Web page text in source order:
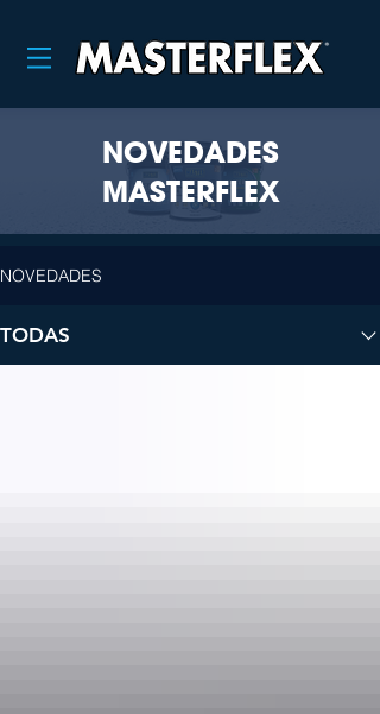
NOVEDADES
MASTERFLEX
NOVEDADES
TODAS